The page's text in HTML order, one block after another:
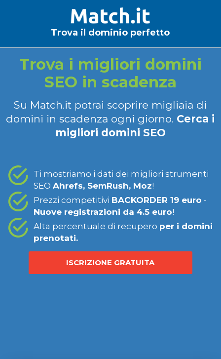
Trova il dominio perfetto
Trova i migliori domini
SEO in scadenza
Su Match.it potrai scoprire migliaia di
domini in scadenza ogni giorno. Cerca i
migliori domini SEO
Ti mostriamo i dati dei migliori strumenti
SEO Ahrefs, SemRush, Moz!
Prezzi competitivi BACKORDER 19 euro -
Nuove registrazioni da 4.5 euro!
Alta percentuale di recupero per i domini
prenotati.
ISCRIZIONE GRATUITA